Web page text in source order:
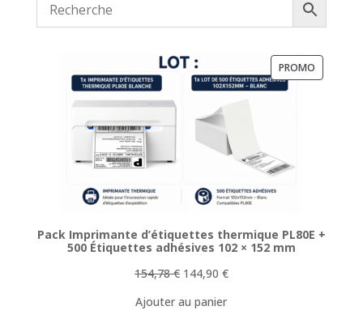
39,00 €.
PROMO
Pack Imprimante d’étiquettes thermique PL80E +
500 Étiquettes adhésives 102 × 152 mm
154,78€ Le
initial
144,90 €Le
Ajouter au panier